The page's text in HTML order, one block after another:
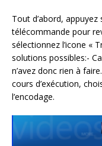
Tout d’abord,
télécommande pour
sélectionnez l’icone «
solutions possibles:-
n’avez donc rien à
cours d’exécution,
l’encodage.